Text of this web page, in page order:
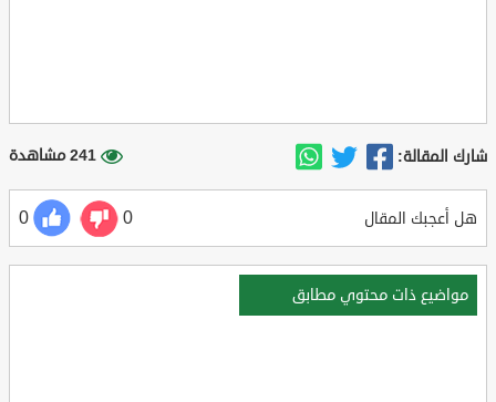
شارك المقالة: 241 مشاهدة
هل أعجبك المقال 0
0
مواضيع ذات محتوي مطابق